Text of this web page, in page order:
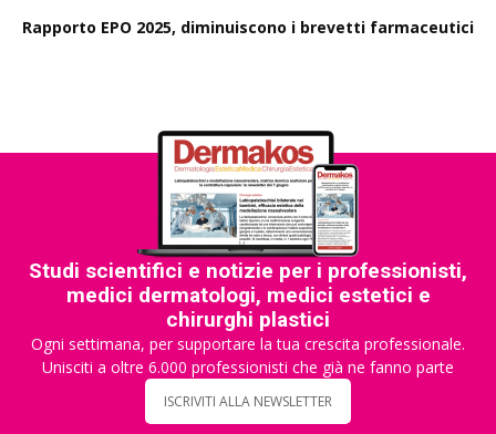
Rapporto EPO 2025, diminuiscono i brevetti farmaceutici
Studi scientifici e notizie per i professionisti,
medici dermatologi, medici estetici e
chirurghi plastici
Ogni settimana, per supportare la tua crescita professionale.
Unisciti a oltre 6.000 professionisti che già ne fanno parte
ISCRIVITI ALLA NEWSLETTER